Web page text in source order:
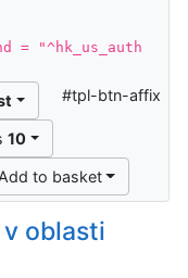
= "^hk_us_auth
10
Add to basket
#tpl-btn-affix
oblasti